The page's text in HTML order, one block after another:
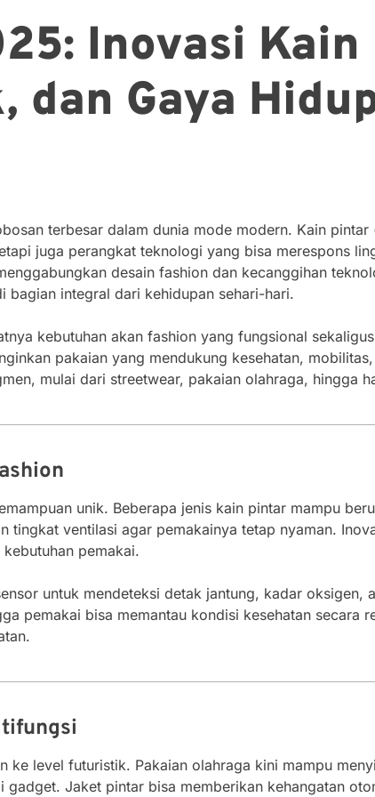
Inovasi Kain
dan Gaya
terbesar dalam dunia mode modern. Kain
juga perangkat teknologi yang bisa merespons
desain fashion dan kecanggihan
integral dari kehidupan sehari-hari.
kebutuhan akan fashion yang fungsional
pakaian yang mendukung kesehatan,
mulai dari streetwear, pakaian olahraga, hingga
unik. Beberapa jenis kain pintar mampu
tingkat ventilasi agar pemakainya tetap nyaman.
pemakai.
untuk mendeteksi detak jantung, kadar oksigen,
pemakai bisa memantau kondisi kesehatan secara
ke level futuristik. Pakaian olahraga kini mampu
gadget. Jaket pintar bisa memberikan kehangatan